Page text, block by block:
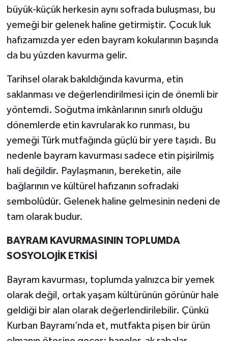
büyük-küçük herkesin aynı sofrada buluşması, bu
yemeği bir gelenek haline getirmiştir. Çocuk luk
hafızamızda yer eden bayram kokularının başında
da bu yüzden kavurma gelir.
Tarihsel olarak bakıldığında kavurma, etin
saklanması ve değerlendirilmesi için de önemli bir
yöntemdi. Soğutma imkânlarının sınırlı olduğu
dönemlerde etin kavrularak ko runması, bu
yemeği Türk mutfağında güçlü bir yere taşıdı. Bu
nedenle bayram kavurması sadece etin pişirilmiş
hali değildir. Paylaşmanın, bereketin, aile
bağlarının ve kültürel hafızanın sofradaki
sembolüdür. Gelenek haline gelmesinin nedeni de
tam olarak budur.
BAYRAM KAVURMASININ TOPLUMDA
SOSYOLOJİK ETKİSİ
Bayram kavurması, toplumda yalnızca bir yemek
olarak değil, ortak yaşam kültürünün görünür hale
geldiği bir alan olarak değerlendirilebilir. Çünkü
Kurban Bayramı’nda et, mutfakta pişen bir ürün